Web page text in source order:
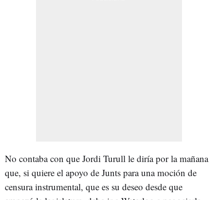
No contaba con que Jordi Turull le diría por la mañana
que, si quiere el apoyo de Junts para una moción de
censura instrumental, que es su deseo desde que